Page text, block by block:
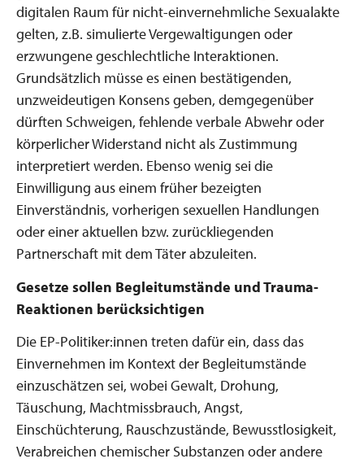
digitalen Raum für nicht-einvernehmliche Sexualakte
gelten, z.B. simulierte Vergewaltigungen oder
erzwungene geschlechtliche Interaktionen.
Grundsätzlich müsse es einen bestätigenden,
unzweideutigen Konsens geben, demgegenüber
dürften Schweigen, fehlende verbale Abwehr oder
körperlicher Widerstand nicht als Zustimmung
interpretiert werden. Ebenso wenig sei die
Einwilligung aus einem früher bezeigten
Einverständnis, vorherigen sexuellen Handlungen
oder einer aktuellen bzw. zurückliegenden
Partnerschaft mit dem Täter abzuleiten.
Gesetze sollen Begleitumstände und Trauma-
Reaktionen berücksichtigen
Die EP-Politiker:innen treten dafür ein, dass das
Einvernehmen im Kontext der Begleitumstände
einzuschätzen sei, wobei Gewalt, Drohung,
Täuschung, Machtmissbrauch, Angst,
Einschüchterung, Rauschzustände, Bewusstlosigkeit,
Verabreichen chemischer Substanzen oder andere